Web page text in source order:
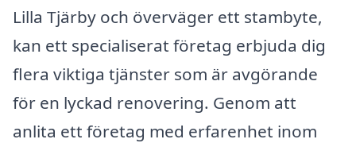
Lilla Tjärby och överväger ett stambyte,
kan ett specialiserat företag erbjuda dig
flera viktiga tjänster som är avgörande
för en lyckad renovering. Genom att
anlita ett företag med erfarenhet inom